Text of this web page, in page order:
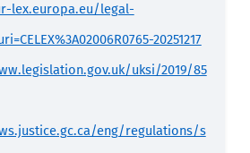
lex.europa.eu/legal-
20251217
uksi/2019/85
eng/regulations/s